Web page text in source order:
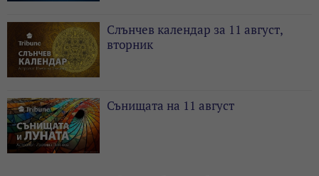
Слънчев календар за 11 август,
вторник
Сънищата на 11 август